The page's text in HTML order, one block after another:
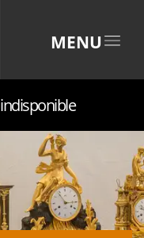
MENU
indisponible